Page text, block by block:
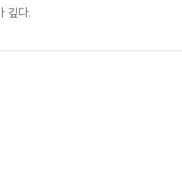
깊다.